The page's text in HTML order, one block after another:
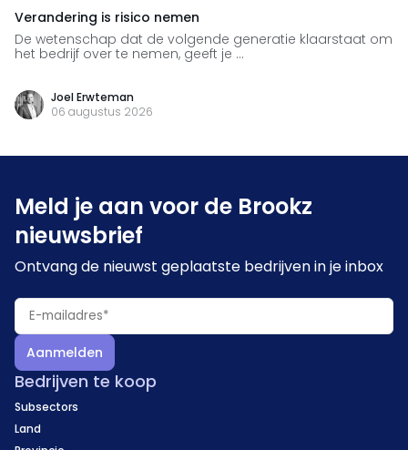
Verandering is risico nemen
De wetenschap dat de volgende generatie klaarstaat om
het bedrijf over te nemen, geeft je ...
Joel Erwteman
06 augustus 2026
Meld je aan voor de Brookz
nieuwsbrief
Ontvang de nieuwst geplaatste bedrijven in je inbox
Aanmelden
Bedrijven te koop
Subsectors
Land